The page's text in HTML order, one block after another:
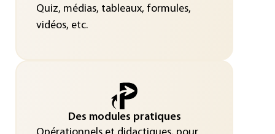
Quiz, médias, tableaux, formules,
vidéos, etc.
Des modules pratiques